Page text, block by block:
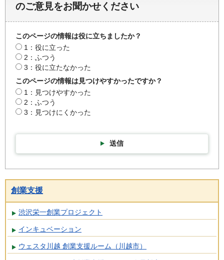
のご意見をお聞かせください
このページの情報は役に立ちましたか？
1：役に立った
2：ふつう
3：役に立たなかった
このページの情報は見つけやすかったですか？
1：見つけやすかった
2：ふつう
3：見つけにくかった
送信
創業支援
渋沢栄一創業プロジェクト
インキュベーション
ウェスタ川越 創業支援ルーム（川越市）